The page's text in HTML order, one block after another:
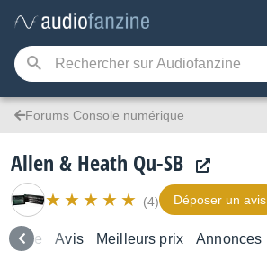
Forums Console numérique
Allen & Heath Qu-SB
(4) Déposer un avis
Avis Meilleurs prix Annonces